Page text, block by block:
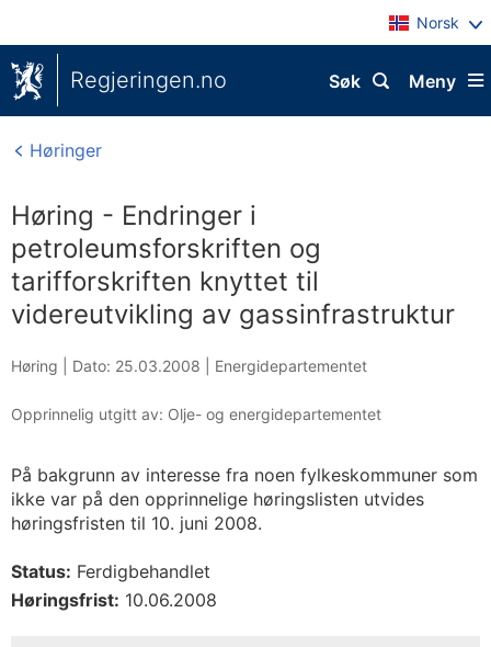
Norsk
Regjeringen.no Meny
Søk
Høringer
Høring - Endringer i
petroleumsforskriften og
tarifforskriften knyttet til
videreutvikling av gassinfrastruktur
Høring | Dato: 25.03.2008 Energidepartementet
Opprinnelig utgitt av: Olje- og energidepartementet
På bakgrunn av interesse fra noen fylkeskommuner som
ikke var på den opprinnelige høringslisten utvides
høringsfristen til 10. juni 2008.
Status: Ferdigbehandlet
Høringsfrist: 10.06.2008